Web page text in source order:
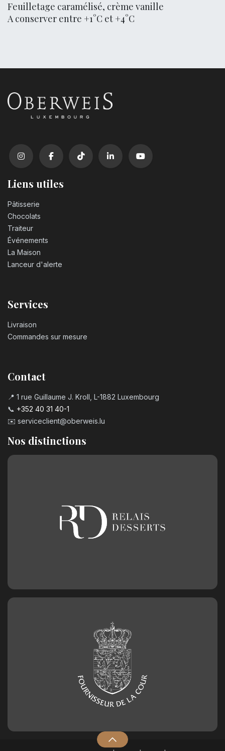
Feuilletage caramélisé, crème vanille
A conserver entre +1°C et +4°C
Liens utiles
Pâtisserie
Chocolats
Traiteur
Événements
La Maison
Lanceur d'alerte
Services
Livraison
Commandes sur mesure
Contact
📍 1 rue Guillaume J. Kroll, L-1882 Luxembourg
📞 +352 40 31 40-1
✉️ serviceclient@oberweis.lu
Nos distinctions